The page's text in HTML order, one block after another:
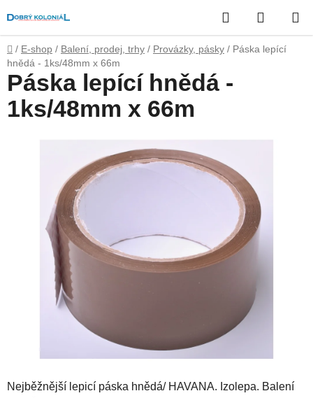
na
obsah
Hledat
KOŠÍK
Domů
/ E-shop / Balení, prodej, trhy / Provázky, pásky / Páska lepící
hnědá - 1ks/48mm x 66m
Nejběžnější lepicí páska hnědá/ HAVANA. Izolepa. Balení
Páska lepící hnědá -
1ks/48mm x 66m